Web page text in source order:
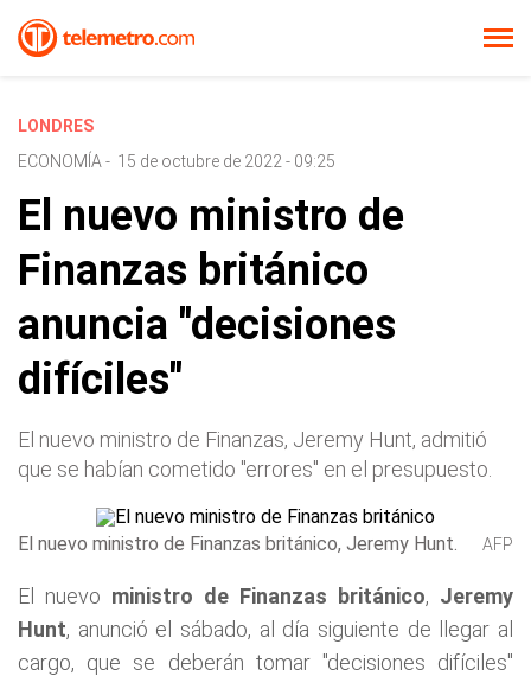
LONDRES
ECONOMÍA - 15 de octubre de 2022 - 09:25
El nuevo ministro de
Finanzas británico
anuncia "decisiones
difíciles"
El nuevo ministro de Finanzas, Jeremy Hunt, admitió
que se habían cometido "errores" en el presupuesto.
El nuevo ministro de Finanzas británico, Jeremy Hunt. AFP
El nuevo ministro de Finanzas británico, Jeremy
Hunt, anunció el sábado, al día siguiente de llegar al
cargo, que se deberán tomar "decisiones difíciles"